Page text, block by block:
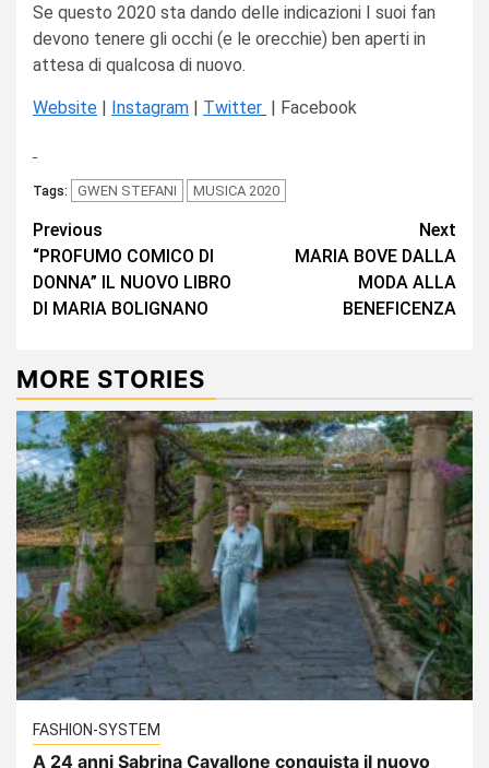
Se questo 2020 sta dando delle indicazioni I suoi fan
devono tenere gli occhi (e le orecchie) ben aperti in
attesa di qualcosa di nuovo.
Website | Instagram | Twitter | Facebook
Tags: GWEN STEFANI MUSICA 2020
Continue
Reading
Previous
“PROFUMO COMICO DI
DONNA” IL NUOVO LIBRO
DI MARIA BOLIGNANO
Next
MARIA BOVE DALLA
MODA ALLA
BENEFICENZA
MORE STORIES
FASHION-SYSTEM
A 24 anni Sabrina Cavallone conquista il nuovo